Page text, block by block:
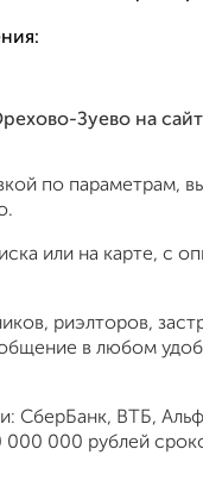
Зуево на
по параметрам,
или на карте, с
риэлторов,
в любом
СберБанк, ВТБ,
000 рублей